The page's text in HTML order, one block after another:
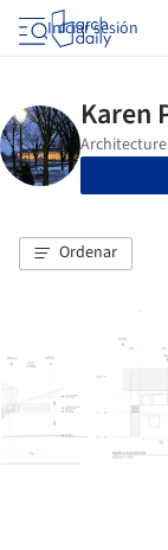
Iniciar sesión
Ordenar